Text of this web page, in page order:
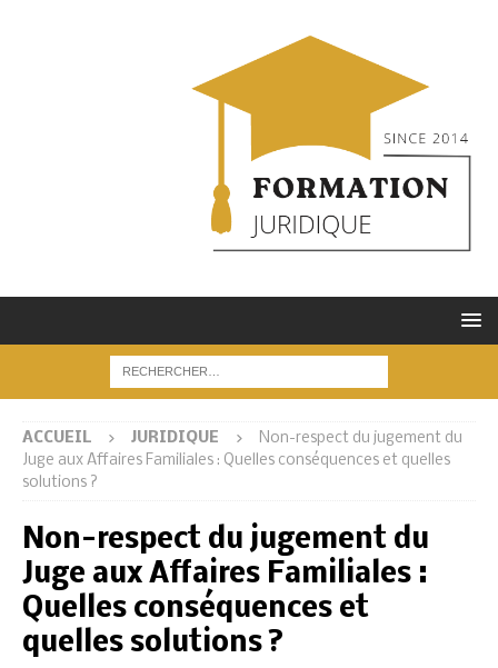
ACCUEIL JURIDIQUE
Non-respect du jugement du
Juge aux Affaires Familiales : Quelles conséquences et quelles
solutions ?
Non-respect du jugement du
Juge aux Affaires Familiales :
Quelles conséquences et
quelles solutions ?